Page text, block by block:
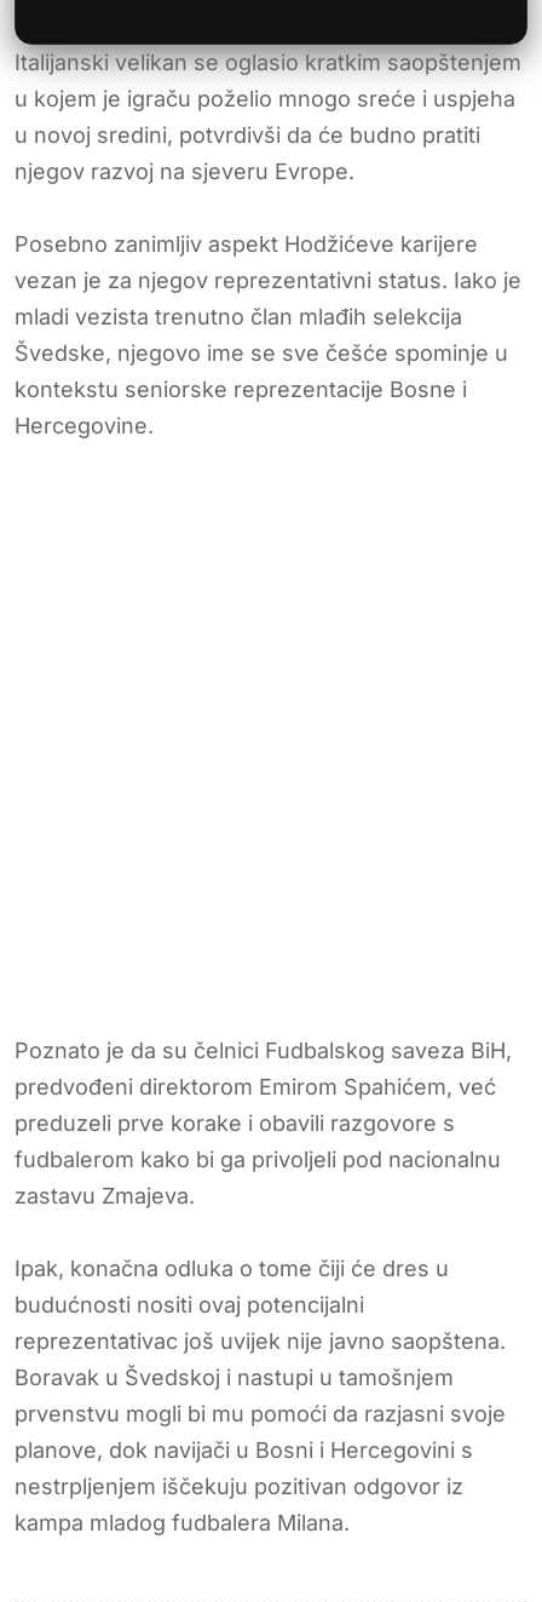
Italijanski velikan se oglasio kratkim saopštenjem
u kojem je igraču poželio mnogo sreće i uspjeha
u novoj sredini, potvrdivši da će budno pratiti
njegov razvoj na sjeveru Evrope.
Posebno zanimljiv aspekt Hodžićeve karijere
vezan je za njegov reprezentativni status. Iako je
mladi vezista trenutno član mlađih selekcija
Švedske, njegovo ime se sve češće spominje u
kontekstu seniorske reprezentacije Bosne i
Hercegovine.
Poznato je da su čelnici Fudbalskog saveza BiH,
predvođeni direktorom Emirom Spahićem, već
preduzeli prve korake i obavili razgovore s
fudbalerom kako bi ga privoljeli pod nacionalnu
zastavu Zmajeva.
Ipak, konačna odluka o tome čiji će dres u
budućnosti nositi ovaj potencijalni
reprezentativac još uvijek nije javno saopštena.
Boravak u Švedskoj i nastupi u tamošnjem
prvenstvu mogli bi mu pomoći da razjasni svoje
planove, dok navijači u Bosni i Hercegovini s
nestrpljenjem iščekuju pozitivan odgovor iz
kampa mladog fudbalera Milana.